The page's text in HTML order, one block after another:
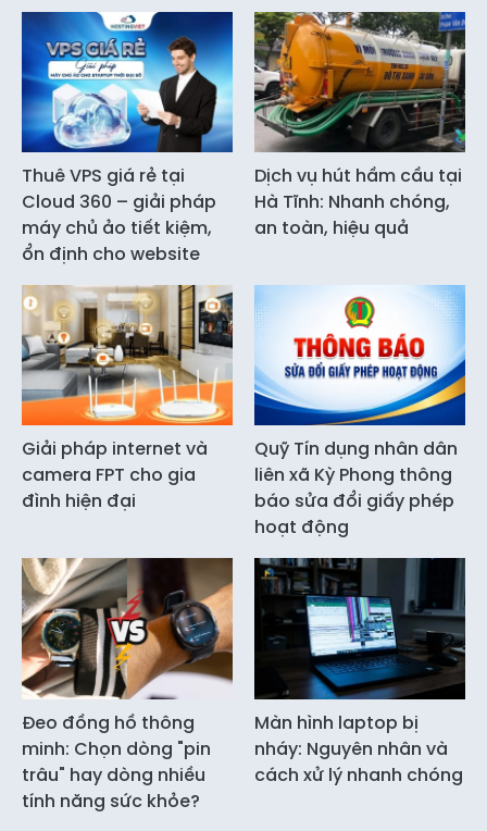
Thuê VPS giá rẻ tại
Cloud 360 – giải pháp
máy chủ ảo tiết kiệm,
ổn định cho website
Dịch vụ hút hầm cầu tại
Hà Tĩnh: Nhanh chóng,
an toàn, hiệu quả
Giải pháp internet và
camera FPT cho gia
đình hiện đại
Quỹ Tín dụng nhân dân
liên xã Kỳ Phong thông
báo sửa đổi giấy phép
hoạt động
Đeo đồng hồ thông
minh: Chọn dòng "pin
trâu" hay dòng nhiều
tính năng sức khỏe?
Màn hình laptop bị
nháy: Nguyên nhân và
cách xử lý nhanh chóng